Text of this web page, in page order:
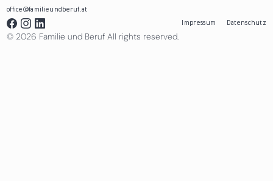
office@familieundberuf.at
Impressum
Datenschutz
© 2026 Familie und Beruf All rights reserved.